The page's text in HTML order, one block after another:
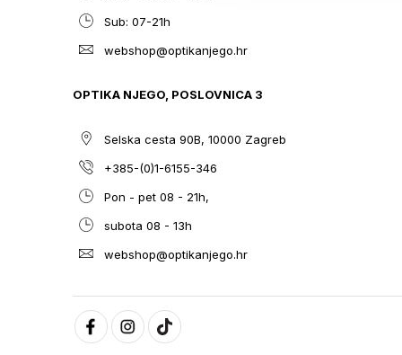
Sub: 07-21h
webshop@optikanjego.hr
OPTIKA NJEGO, POSLOVNICA 3
Selska cesta 90B, 10000 Zagreb
+385-(0)1-6155-346
Pon - pet 08 - 21h,
subota 08 - 13h
webshop@optikanjego.hr